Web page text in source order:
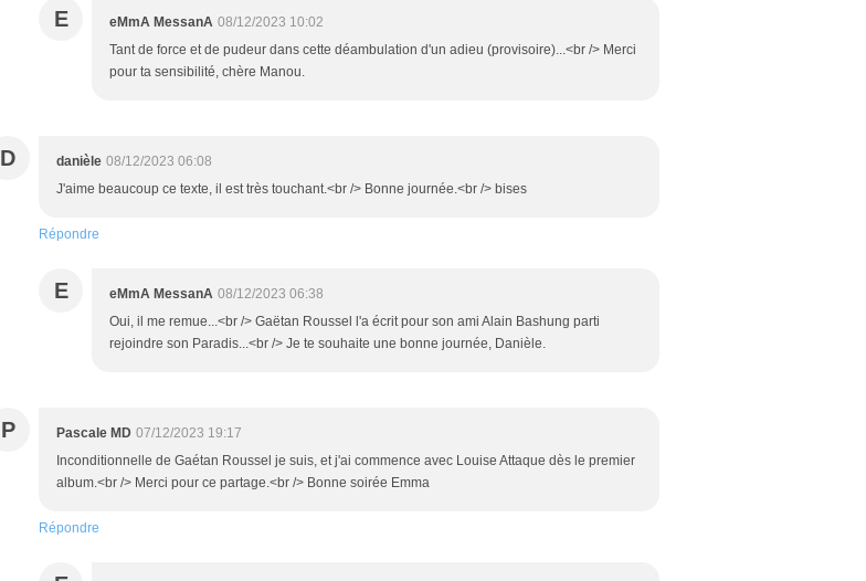
E eMmA MessanA 08/12/2023 10:02
Tant de force et de pudeur dans cette déambulation d'un adieu (provisoire)...<br /> Merci
pour ta sensibilité, chère Manou.
D danièle 08/12/2023 06:08
J'aime beaucoup ce texte, il est très touchant.<br /> Bonne journée.<br /> bises
Répondre
E eMmA MessanA 08/12/2023 06:38
Oui, il me remue...<br /> Gaëtan Roussel l'a écrit pour son ami Alain Bashung parti
rejoindre son Paradis...<br /> Je te souhaite une bonne journée, Danièle.
P Pascale MD 07/12/2023 19:17
Inconditionnelle de Gaétan Roussel je suis, et j'ai commence avec Louise Attaque dès le premier
album.<br /> Merci pour ce partage.<br /> Bonne soirée Emma
Répondre